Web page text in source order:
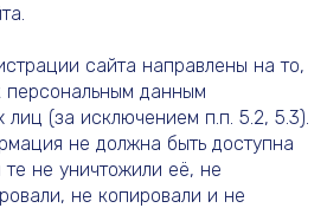
сайта направлены на то,
персональным данным
лиц (за исключением п.п. 5.2, 5.3).
не должна быть доступна
не уничтожили её, не
не копировали и не